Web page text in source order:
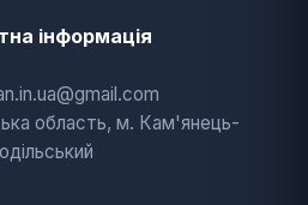
інформація
область, м. Кам'янець-